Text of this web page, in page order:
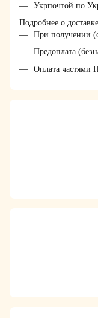
Укрпочтой по
Подробнее о доставке
При получении
Предоплата
Оплата частями